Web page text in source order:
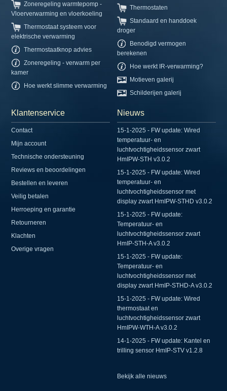
Zoneregeling warmtepomp -
Vloerverwarming en vloerkoeling
Thermostaat systeem voor
elektrische verwarming
Thermostaatknop advies
Zoneregeling - verwarm per
kamer
Hoe werkt slimme verwarming
Thermostaten
Standaard en handdoek
droger
Benodigd vermogen
berekenen
Hoe werkt IR-verwarming?
Motieven galerij
Schilderijen galerij
Klantenservice
Contact
Mijn account
Technische ondersteuning
Reviews en beoordelingen
Bestellen en leveren
Veilig betalen
Herroeping en garantie
Retourneren
Klachten
Overige vragen
Nieuws
15-1-2025 - FW update: Wired
temperatuur- en
luchtvochtigheidssensor zwart
HmIPW-STH v3.0.2
15-1-2025 - FW update: Wired
temperatuur- en
luchtvochtigheidssensor met
display zwart HmIPW-STHD v3.0.2
15-1-2025 - FW update:
Temperatuur- en
luchtvochtigheidssensor zwart
HmIP-STH-A v3.0.2
15-1-2025 - FW update:
Temperatuur- en
luchtvochtigheidssensor met
display zwart HmIP-STHD-A v3.0.2
15-1-2025 - FW update: Wired
thermostaat en
luchtvochtigheidssensor zwart
HmIPW-WTH-A v3.0.2
14-1-2025 - FW update: Kantel en
trilling sensor HmIP-STV v1.2.8
Bekijk alle nieuws